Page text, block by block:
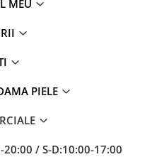
MEU
PIELE
20:00 / S-D:10:00-17:00